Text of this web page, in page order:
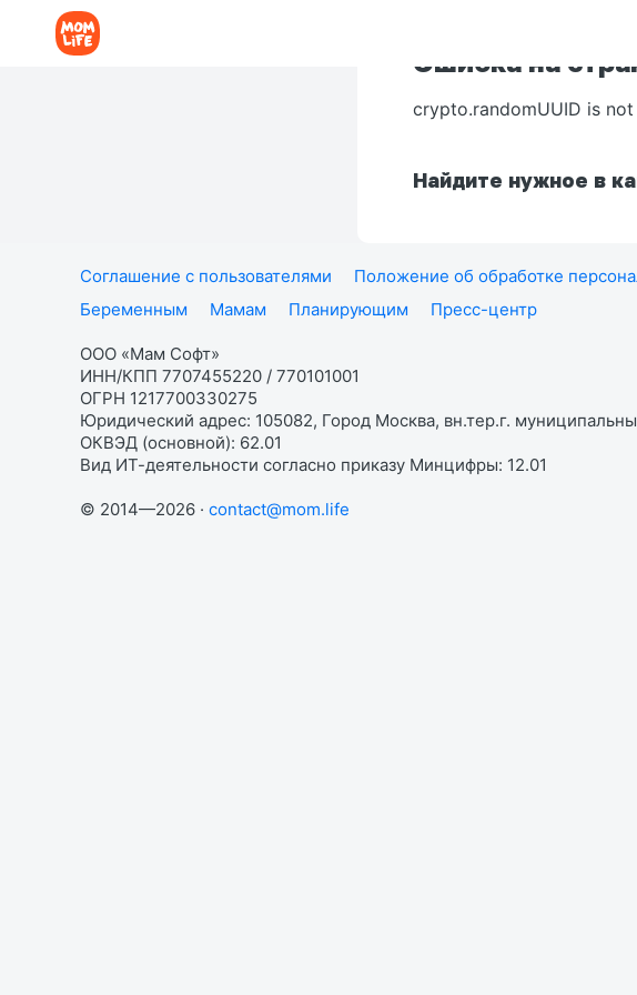
Ошибка на
crypto.randomUUID is
Найдите нужное в
Соглашение с пользователями Положение об обработке
Беременным
Мамам Планирующим Пресс-центр
ООО «Мам Софт»
ИНН/КПП 7707455220 / 770101001
ОГРН 1217700330275
Юридический адрес: 105082, Город Москва, вн.тер.г.
ОКВЭД (основной): 62.01
Вид ИТ-деятельности согласно приказу Минцифры: 12.01
© 2014—2026 · contact@mom.life